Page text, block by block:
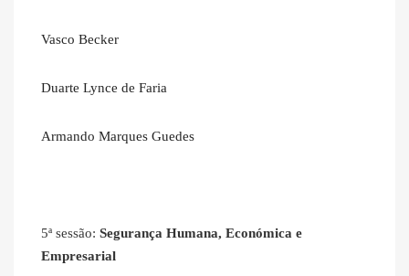
Vasco Becker
Duarte Lynce de Faria
Armando Marques Guedes
5ª sessão: Segurança Humana, Económica e
Empresarial